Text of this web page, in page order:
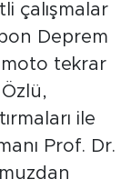
çalışmalar
Deprem
tekrar
ile
Prof. Dr.